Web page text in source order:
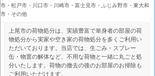
市・松戸市・川口市・川崎市・富士見市・ふじみ野市・東大和
市・その他
上尾市の荷物処分は、実績豊富で単身者の部屋の荷
物処分から実家や空き家の荷物処分を多くご利用い
ただいております。当店では、生ごみ・スプレー
缶・物置の解体など、不用な荷物と一緒に丸ごと処
分いたします。荷物の撤去の後のお部屋のお掃除も
ご利用いただけます。